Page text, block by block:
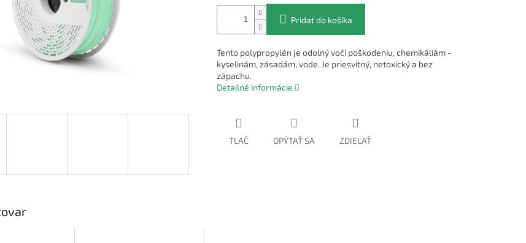
Pridať do košíka
Tento polypropylén je odolný voči poškodeniu, chemikáliám -
kyselinám, zásadám, vode. Je priesvitný, netoxický a bez
zápachu.
Detailné informácie
TLAČ OPÝTAŤ SA ZDIEĽAŤ